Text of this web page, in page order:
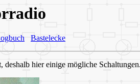
Bastelecke
deshalb hier einige mögliche